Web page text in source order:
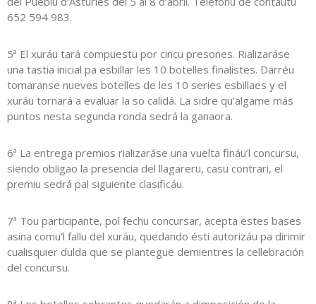
652 594 983.
5ª El xuráu tará compuestu por cincu presones. Rializaráse
una tastia inicial pa esbillar les 10 botelles finalistes. Darréu
tomaranse nueves botelles de les 10 series esbillaes y el
xuráu tornará a evaluar la so calidá. La sidre qu’algame más
puntos nesta segunda ronda sedrá la ganaora.
6ª La entrega premios rializaráse una vuelta fináu’l concursu,
siendo obligao la presencia del llagareru, casu contrari, el
premiu sedrá pal siguiente clasificáu.
7ª Tou participante, pol fechu concursar, acepta estes bases
asina comu’l fallu del xuráu, quedando ésti autorizáu pa dirimir
cualisquier dulda que se plantegue demientres la cellebración
del concursu.